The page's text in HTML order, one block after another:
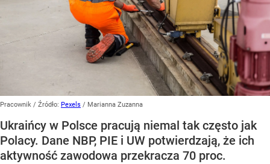
Pracownik / Źródło: Pexels / Marianna Zuzanna
Ukraińcy w Polsce pracują niemal tak często jak
Polacy. Dane NBP, PIE i UW potwierdzają, że ich
aktywność zawodowa przekracza 70 proc.